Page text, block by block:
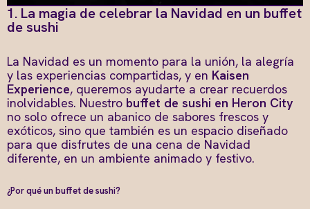
1. La magia de celebrar la Navidad en un buffet
de sushi
La Navidad es un momento para la unión, la alegría
y las experiencias compartidas, y en Kaisen
Experience, queremos ayudarte a crear recuerdos
inolvidables. Nuestro buffet de sushi en Heron City
no solo ofrece un abanico de sabores frescos y
exóticos, sino que también es un espacio diseñado
para que disfrutes de una cena de Navidad
diferente, en un ambiente animado y festivo.
¿Por qué un buffet de sushi?